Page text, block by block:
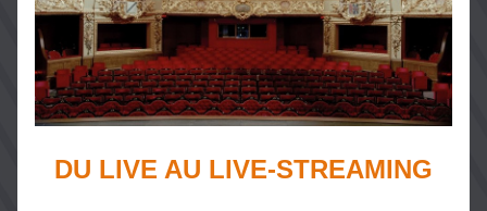
DU LIVE AU LIVE-STREAMING